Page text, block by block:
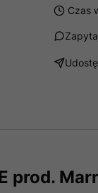
Czas
prod.